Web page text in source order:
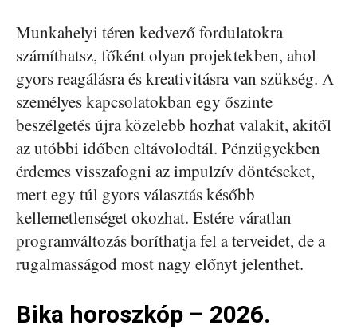
Munkahelyi téren kedvező fordulatokra
számíthatsz, főként olyan projektekben, ahol
gyors reagálásra és kreativitásra van szükség. A
személyes kapcsolatokban egy őszinte
beszélgetés újra közelebb hozhat valakit, akitől
az utóbbi időben eltávolodtál. Pénzügyekben
érdemes visszafogni az impulzív döntéseket,
mert egy túl gyors választás később
kellemetlenséget okozhat. Estére váratlan
programváltozás boríthatja fel a terveidet, de a
rugalmasságod most nagy előnyt jelenthet.
Bika horoszkóp – 2026.